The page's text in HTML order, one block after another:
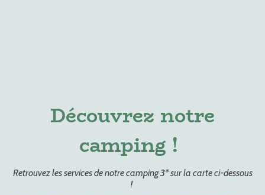
Découvrez notre
camping !
Retrouvez les services de notre camping 3* sur la carte ci-dessous
!